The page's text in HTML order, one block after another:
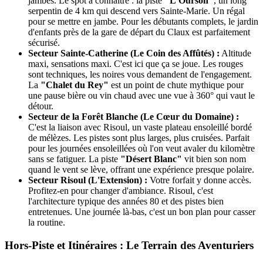
serpentin de 4 km qui descend vers Sainte-Marie. Un régal
pour se mettre en jambe. Pour les débutants complets, le jardin
d'enfants près de la gare de départ du Claux est parfaitement
sécurisé.
Secteur Sainte-Catherine (Le Coin des Affûtés) : Altitude
maxi, sensations maxi. C'est ici que ça se joue. Les rouges
sont techniques, les noires vous demandent de l'engagement.
La "Chalet du Rey" est un point de chute mythique pour
une pause bière ou vin chaud avec une vue à 360° qui vaut le
détour.
Secteur de la Forêt Blanche (Le Cœur du Domaine) :
C'est la liaison avec Risoul, un vaste plateau ensoleillé bordé
de mélèzes. Les pistes sont plus larges, plus cruisées. Parfait
pour les journées ensoleillées où l'on veut avaler du kilomètre
sans se fatiguer. La piste "Désert Blanc" vit bien son nom
quand le vent se lève, offrant une expérience presque polaire.
Secteur Risoul (L'Extension) : Votre forfait y donne accès.
Profitez-en pour changer d'ambiance. Risoul, c'est
l'architecture typique des années 80 et des pistes bien
entretenues. Une journée là-bas, c'est un bon plan pour casser
la routine.
Hors-Piste et Itinéraires : Le Terrain des Aventuriers